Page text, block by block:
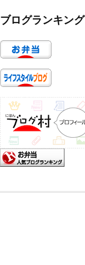
ブログランキング